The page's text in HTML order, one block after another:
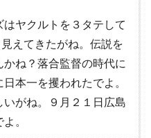
ヤクルトを３タテして
えてきたがね。伝説を
ね？落合監督の時代に
本一を攫われたでよ。
がね。９月２１日広島
。